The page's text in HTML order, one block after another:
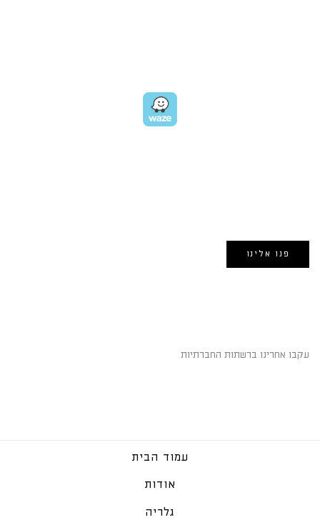
פנו אלינו
עקבו אחרינו ברשתות החברתיות
עמוד הבית
אודות
גלריה